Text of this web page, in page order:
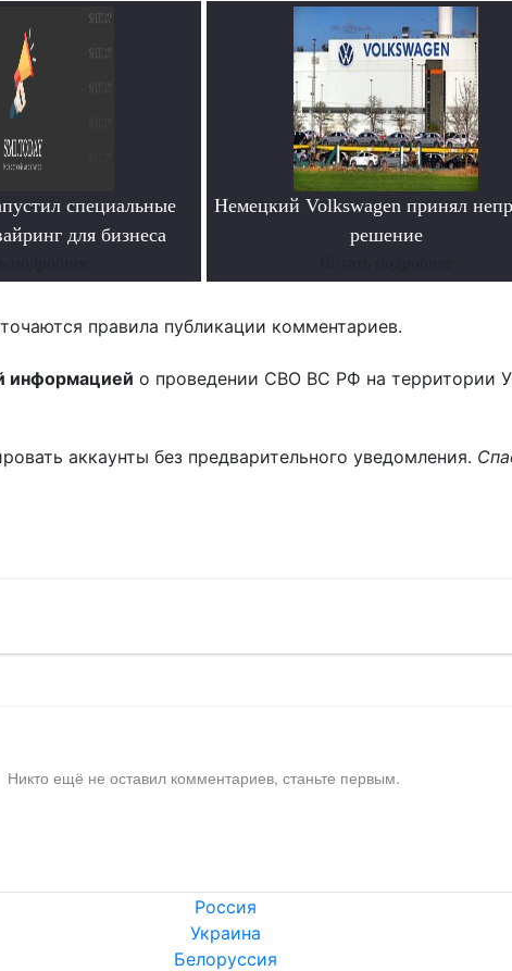
специальные
для бизнеса
Немецкий Volkswagen принял
решение
правила публикации комментариев.
информацией о проведении СВО ВС РФ на территории
аккаунты без предварительного уведомления.
Никто ещё не оставил комментариев, станьте первым.
Россия
Украина
Белоруссия